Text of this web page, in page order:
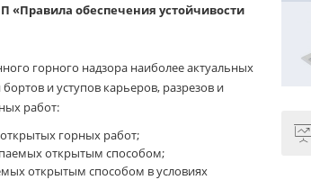
«Правила обеспечения устойчивости
горного надзора наиболее актуальных
и уступов карьеров, разрезов и
работ:
горных работ;
открытым способом;
открытым способом в условиях